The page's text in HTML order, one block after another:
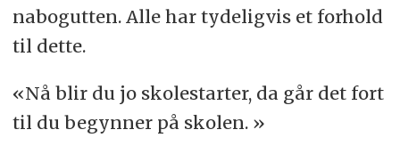
nabogutten. Alle har tydeligvis et forhold
til dette.
«Nå blir du jo skolestarter, da går det fort
til du begynner på skolen. »